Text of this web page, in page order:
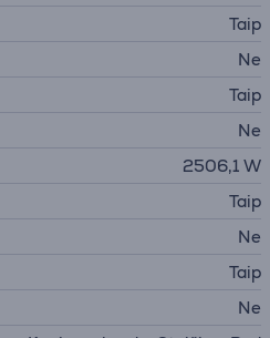
Taip
Ne
Taip
Ne
2506,1 W
Taip
Ne
Taip
Ne